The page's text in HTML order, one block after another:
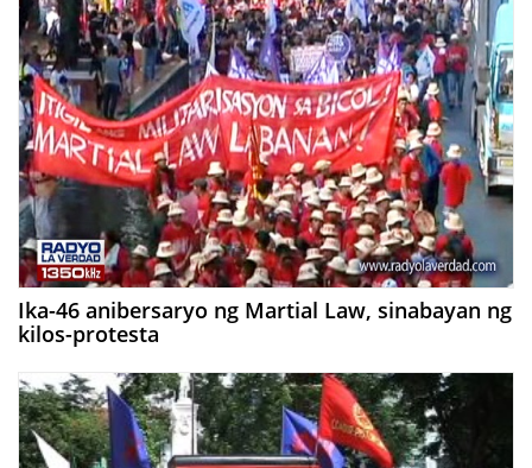
Ika-46 anibersaryo ng Martial Law, sinabayan ng
kilos-protesta